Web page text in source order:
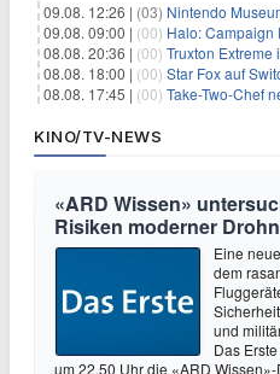
09.08. 12:26 | (03) Nintendo Museum:
09.08. 09:00 | (00) Halo: Campaign
08.08. 20:36 | (00) Truxton Extreme im Test:
08.08. 18:00 | (00) Star Fox auf
08.08. 17:45 | (00) Take-Two-Chef nennt
KINO/TV-NEWS
«ARD Wissen»
Risiken moderner
Eine
dem
und
Das
um 22.50 Uhr die «ARD